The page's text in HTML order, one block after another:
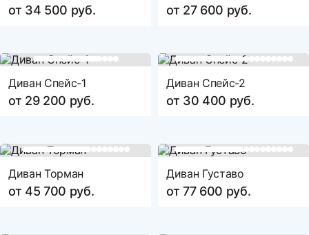
от 34 500 руб. от 27 600 руб.
Диван Спейс-1
от 29 200 руб.
Диван Спейс-2
от 30 400 руб.
Диван Торман
от 45 700 руб.
Диван Густаво
от 77 600 руб.